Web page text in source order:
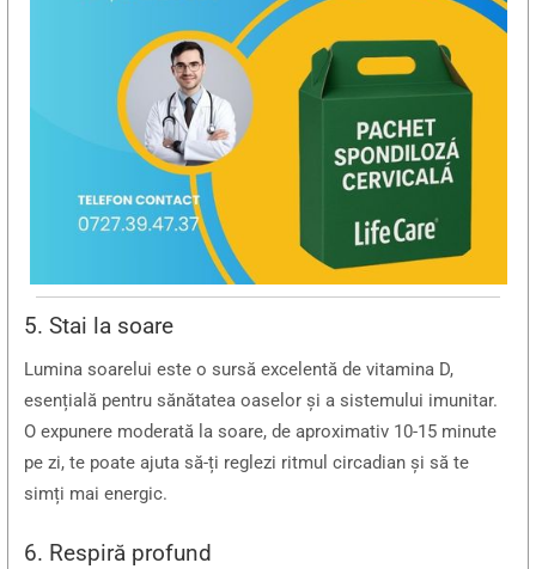
5. Stai la soare
Lumina soarelui este o sursă excelentă de vitamina D,
esențială pentru sănătatea oaselor și a sistemului imunitar.
O expunere moderată la soare, de aproximativ 10-15 minute
pe zi, te poate ajuta să-ți reglezi ritmul circadian și să te
simți mai energic.
6. Respiră profund